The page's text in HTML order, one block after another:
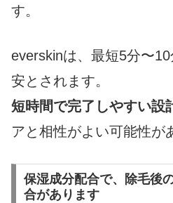
す。
everskinは、最短5分〜
安とされます。
短時間で完了しやすい設
アと相性がよい可能性が
保湿成分配合で、除毛後
合があります